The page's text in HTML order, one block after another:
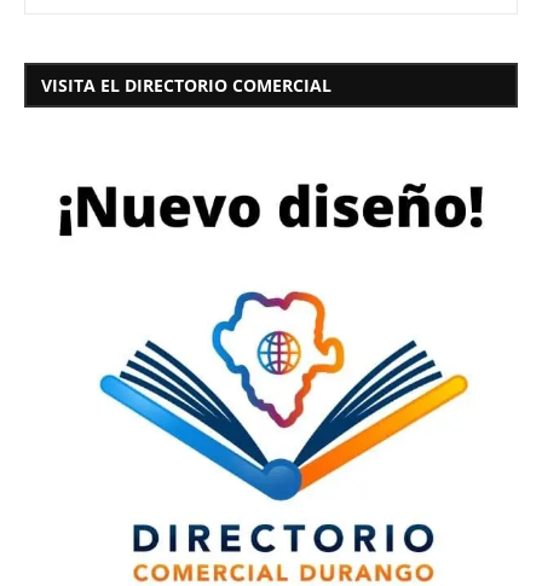
VISITA EL DIRECTORIO COMERCIAL